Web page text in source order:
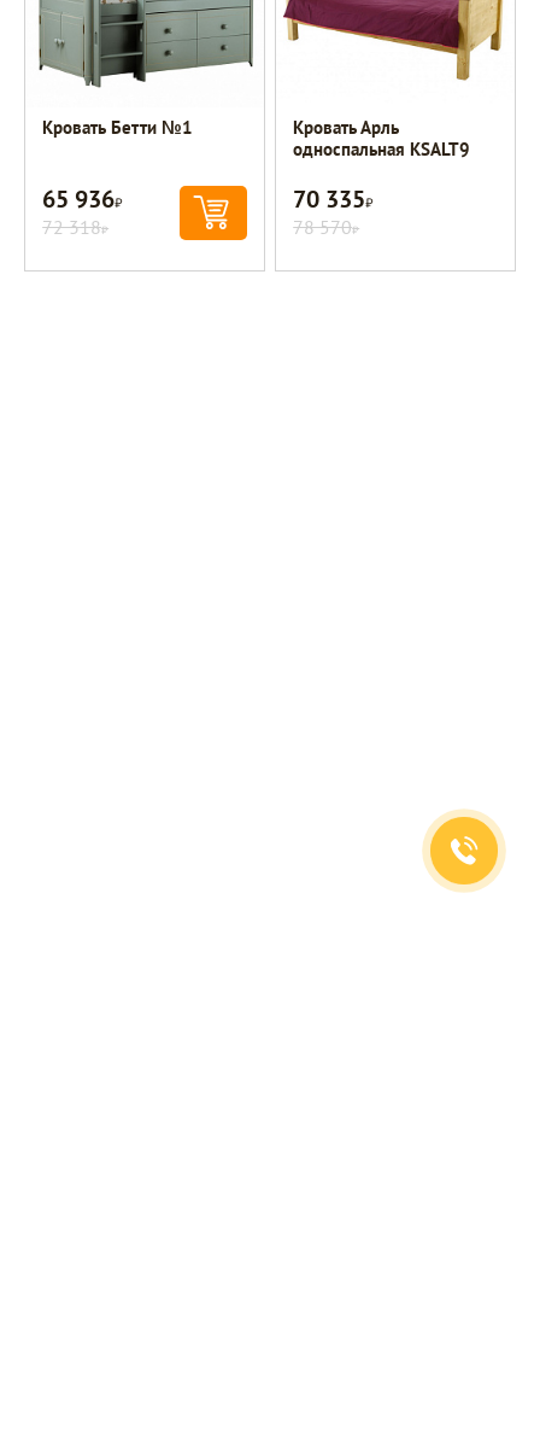
Кровать Бетти №1
65 936Р
72 318Р
Кровать Арль
односпальная KSALT9
70 335Р
78 570Р